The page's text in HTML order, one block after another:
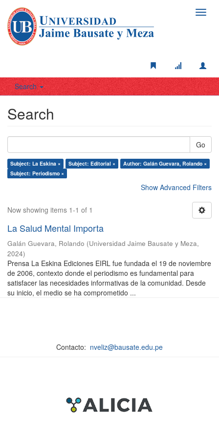
Search
Search
Go
Subject: La Eskina × Subject: Editorial ×
Author: Galán Guevara, Rolando ×
Subject: Periodismo ×
Show Advanced Filters
Now showing items 1-1 of 1
La Salud Mental Importa
Galán Guevara, Rolando (Universidad Jaime Bausate y Meza,
2024)
Prensa La Eskina Ediciones EIRL fue fundada el 19 de noviembre
de 2006, contexto donde el periodismo es fundamental para
satisfacer las necesidades informativas de la comunidad. Desde
su inicio, el medio se ha comprometido ...
Contacto: nveliz@bausate.edu.pe